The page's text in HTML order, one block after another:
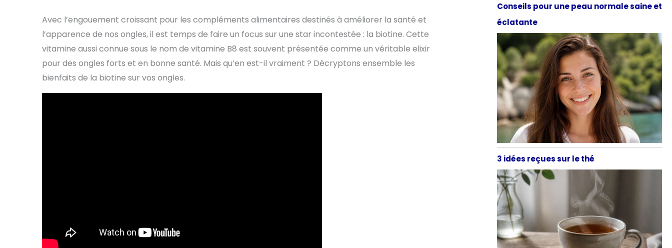
Avec l’engouement croissant pour les compléments alimentaires destinés à améliorer la santé et
l’apparence de nos ongles, il est temps de faire un focus sur une star incontestée : la biotine. Cette
vitamine aussi connue sous le nom de vitamine B8 est souvent présentée comme un véritable elixir
pour des ongles forts et en bonne santé. Mais qu’en est-il vraiment ? Décryptons ensemble les
bienfaits de la biotine sur vos ongles.
Conseils pour une peau normale saine et
éclatante
3 idées reçues sur le thé